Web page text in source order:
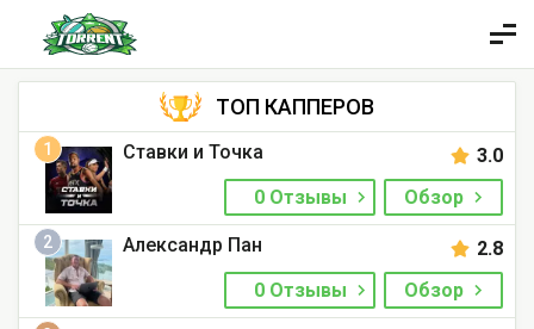
ТОП КАППЕРОВ
1 Ставки и Точка
3.0
0 Отзывы
Обзор
2 Александр Пан
2.8
0 Отзывы
Обзор